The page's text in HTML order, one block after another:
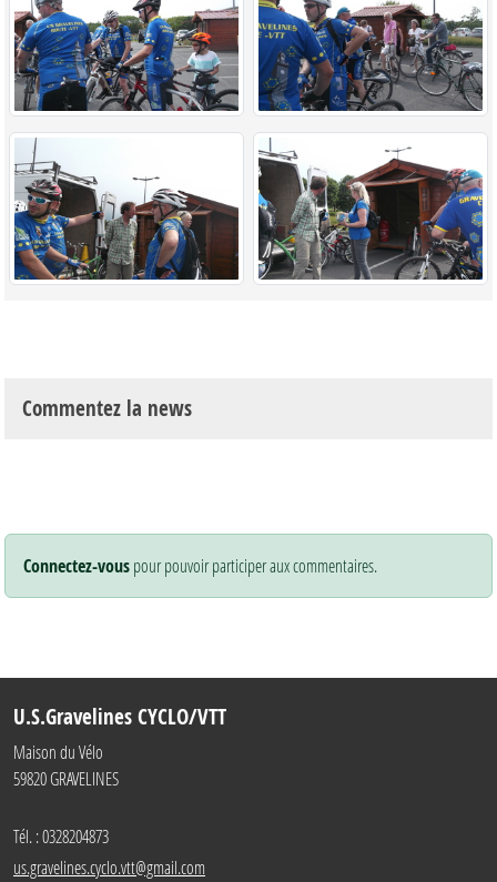
Commentez la news
Connectez-vouspour pouvoir participer aux commentaires.
U.S.Gravelines CYCLO/VTT
Maison du Vélo
59820GRAVELINES
Tél. :0328204873
us.gravelines.cyclo.vtt@gmail.com